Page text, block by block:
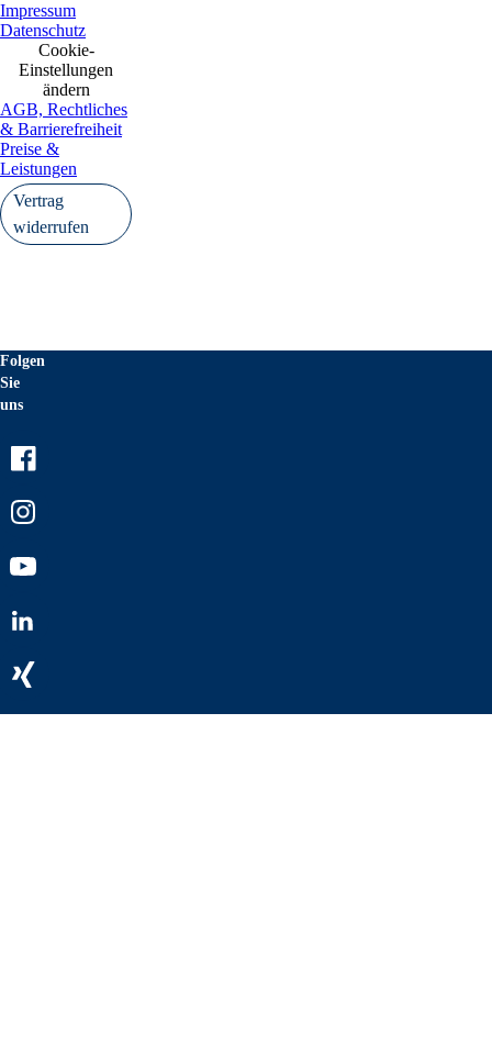
Impressum
Datenschutz
Cookie-
Einstellungen
ändern
AGB, Rechtliches
& Barrierefreiheit
Preise &
Leistungen
Vertrag
widerrufen
Folgen
Sie
uns
Youtube